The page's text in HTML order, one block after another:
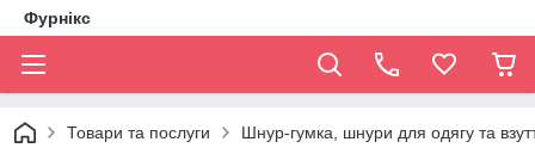
Фурнікс
Товари та послуги Шнур-гумка, шнури для одягу та